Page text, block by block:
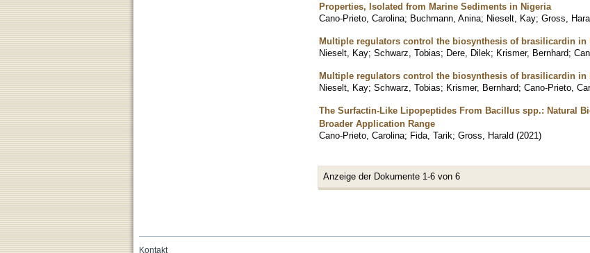
Properties, Isolated from Marine Sediments in Nigeria
Cano-Prieto, Carolina; Buchmann, Anina; Nieselt, Kay; Gross,
Multiple regulators control the biosynthesis of brasilicardin in
Nieselt, Kay; Schwarz, Tobias; Dere, Dilek; Krismer, Bernhard;
Multiple regulators control the biosynthesis of brasilicardin in
Nieselt, Kay; Schwarz, Tobias; Krismer, Bernhard; Cano-Prieto,
The Surfactin-Like Lipopeptides From Bacillus spp.: Natural
Broader Application Range
Cano-Prieto, Carolina; Fida, Tarik; Gross, Harald (2021)
Anzeige der Dokumente 1-6 von 6
Kontakt